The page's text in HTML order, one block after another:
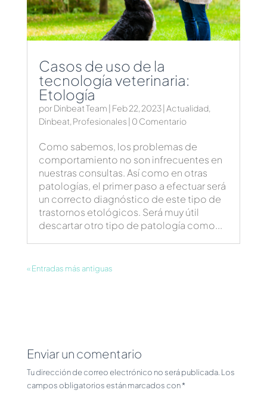
Casos de uso de la
tecnología veterinaria:
Etología
porDinbeat Team | Feb 22, 2023| Actualidad,
Dinbeat, Profesionales | 0 Comentario
Como sabemos, los problemas de
comportamiento no son infrecuentes en
nuestras consultas. Así como en otras
patologías, el primer paso a efectuar será
un correcto diagnóstico de este tipo de
trastornos etológicos. Será muy útil
descartar otro tipo de patología como...
« Entradas más antiguas
Enviar un comentario
Tu dirección de correo electrónico no será publicada. Los
campos obligatorios están marcados con*